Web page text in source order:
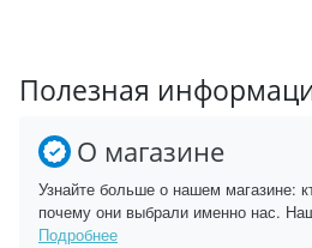
Полезная
О магазине
Узнайте больше о нашем магазине:
почему они выбрали именно нас.
Подробнее